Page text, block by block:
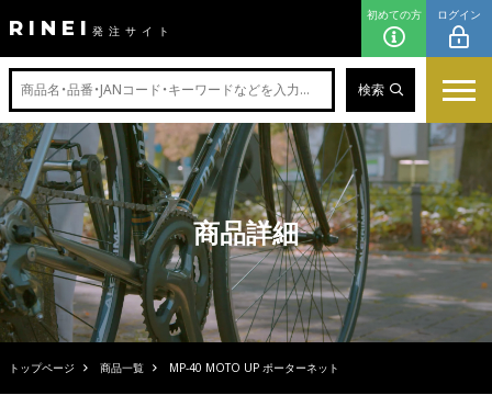
RINEI 発注サイト
初めての方 ログイン
検索
商品詳細
トップページ 商品一覧 MP-40 MOTO UP ポーターネット